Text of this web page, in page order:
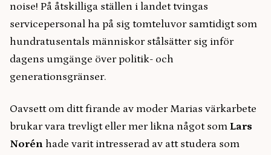
noise! På åtskilliga ställen i landet tvingas
servicepersonal ha på sig tomteluvor samtidigt som
hundratusentals människor stålsätter sig inför
dagens umgänge över politik- och
generationsgränser.
Oavsett om ditt firande av moder Marias värkarbete
brukar vara trevligt eller mer likna något som Lars
Norén hade varit intresserad av att studera som